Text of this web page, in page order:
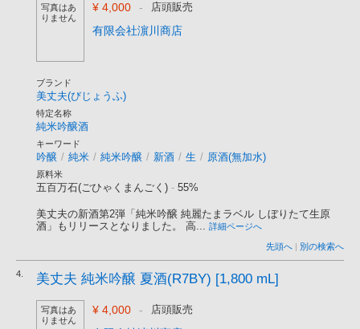
写真はあ
りません
¥ 4,000 - 店頭販売
有限会社濵川商店
ブランド
美丈夫(びじょうふ)
特定名称
純米吟醸酒
キーワード
吟醸 / 純米 / 純米吟醸 / 新酒 / 生 / 原酒(無加水)
原料米
五百万石(ごひゃくまんごく) - 55%
美丈夫の新酒第2弾「純米吟醸 純麗たまラベル しぼりたて生原
酒」もリリースとなりました。 高... 詳細ページへ
先頭へ | 別の検索へ
4. 美丈夫 純米吟醸 夏酒(R7BY) [1,800 mL]
写真はあ
りません
¥ 4,000 - 店頭販売